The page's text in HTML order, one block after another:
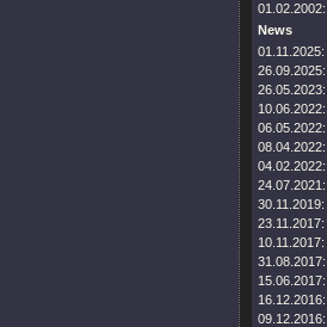
01.02.2002:
News
01.11.2025:
26.09.2025:
26.05.2023:
10.06.2022:
06.05.2022:
08.04.2022:
04.02.2022:
24.07.2021:
30.11.2019:
23.11.2017:
10.11.2017:
31.08.2017:
15.06.2017:
16.12.2016:
09.12.2016: